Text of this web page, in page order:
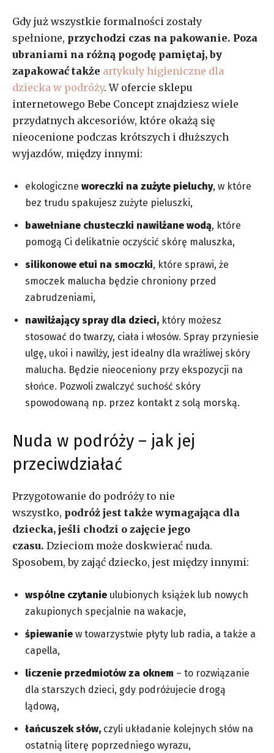
Gdy już wszystkie formalności zostały
spełnione, przychodzi czas na pakowanie. Poza
ubraniami na różną pogodę pamiętaj, by
zapakować także artykuły higieniczne dla
dziecka w podróży. W ofercie sklepu
internetowego Bebe Concept znajdziesz wiele
przydatnych akcesoriów, które okażą się
nieocenione podczas krótszych i dłuższych
wyjazdów, między innymi:
ekologiczne woreczki na zużyte pieluchy, w które
bez trudu spakujesz zużyte pieluszki,
bawełniane chusteczki nawilżane wodą, które
pomogą Ci delikatnie oczyścić skórę maluszka,
silikonowe etui na smoczki, które sprawi, że
smoczek malucha będzie chroniony przed
zabrudzeniami,
nawilżający spray dla dzieci, który możesz
stosować do twarzy, ciała i włosów. Spray przyniesie
ulgę, ukoi i nawilży, jest idealny dla wrażliwej skóry
malucha. Będzie nieoceniony przy ekspozycji na
słońce. Pozwoli zwalczyć suchość skóry
spowodowaną np. przez kontakt z solą morską.
Nuda w podróży – jak jej
przeciwdziałać
Przygotowanie do podróży to nie
wszystko, podróż jest także wymagająca dla
dziecka, jeśli chodzi o zajęcie jego
czasu. Dzieciom może doskwierać nuda.
Sposobem, by zająć dziecko, jest między innymi:
wspólne czytanie ulubionych książek lub nowych
zakupionych specjalnie na wakacje,
śpiewanie w towarzystwie płyty lub radia, a także a
capella,
liczenie przedmiotów za oknem – to rozwiązanie
dla starszych dzieci, gdy podróżujecie drogą
lądową,
łańcuszek słów, czyli układanie kolejnych słów na
ostatnią literę poprzedniego wyrazu,